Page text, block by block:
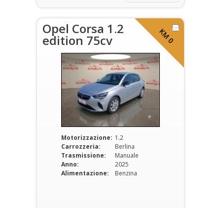
KM 0
Opel Corsa 1.2
edition 75cv
Motorizzazione: 1.2
Carrozzeria:
Berlina
Trasmissione:
Manuale
Anno:
2025
Alimentazione:
Benzina